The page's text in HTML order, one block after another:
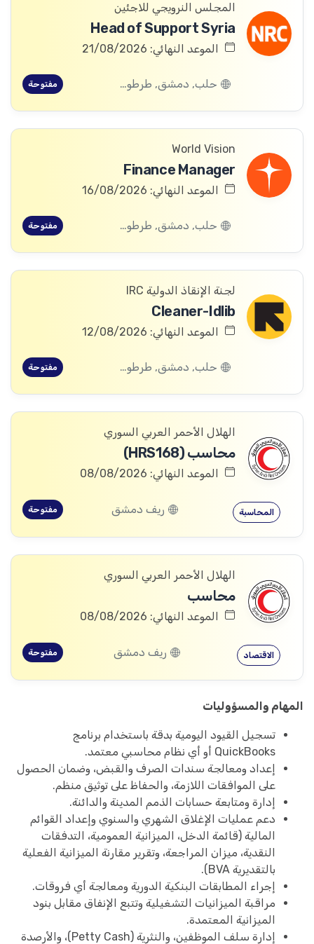
المجلس النرويجي للاجئين
Head of Support Syria
الموعد النهائي: 21/08/2026
حلب, دمشق, طرطوس, ريف دمشق, ديرالزور, درعا, السويداء, إدلب, القنيطرة, اللاذقية, الرقة, حمص, الحسكة, حماة مفتوحة
World Vision
Finance Manager
الموعد النهائي: 16/08/2026
حلب, دمشق, طرطوس, ريف دمشق, ديرالزور, درعا, السويداء, إدلب, القنيطرة, اللاذقية, الرقة, حمص, الحسكة, حماة مفتوحة
لجنة الإنقاذ الدولية IRC
Cleaner-Idlib
الموعد النهائي: 12/08/2026
حلب, دمشق, طرطوس, ريف دمشق, ديرالزور, درعا, السويداء, إدلب, القنيطرة, اللاذقية, الرقة, حمص, الحسكة, حماة مفتوحة
الهلال الأحمر العربي السوري
محاسب (HRS168)
الموعد النهائي: 08/08/2026
المحاسبة ريف دمشق مفتوحة
الهلال الأحمر العربي السوري
محاسب
الموعد النهائي: 08/08/2026
الاقتصاد ريف دمشق مفتوحة
المهام والمسؤوليات
تسجيل القيود اليومية بدقة باستخدام برنامج
QuickBooks أو أي نظام محاسبي معتمد.
إعداد ومعالجة سندات الصرف والقبض، وضمان الحصول
على الموافقات اللازمة، والحفاظ على توثيق منظم.
إدارة ومتابعة حسابات الذمم المدينة والدائنة.
دعم عمليات الإغلاق الشهري والسنوي وإعداد القوائم
المالية (قائمة الدخل، الميزانية العمومية، التدفقات
النقدية، ميزان المراجعة، وتقرير مقارنة الميزانية الفعلية
بالتقديرية BVA).
إجراء المطابقات البنكية الدورية ومعالجة أي فروقات.
مراقبة الميزانيات التشغيلية وتتبع الإنفاق مقابل بنود
الميزانية المعتمدة.
إدارة سلف الموظفين، والنثرية (Petty Cash)، والأرصدة